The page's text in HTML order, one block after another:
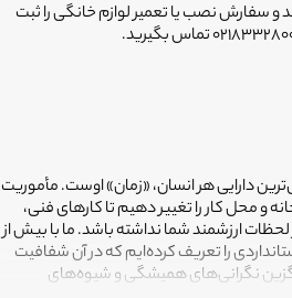
و سفارش نصب یا تعمیر لوازم خانگی را ثبت
دارایی هر انسان، «زمان» اوست. مأموریت
و محل کار را تغییر دهیم تا کارهای فنی،
ارزشمند شما نداشته باشد. ما با بیش از
را تعریف کرده‌ایم که در آن شفافیت
نگرانی‌های همیشگی و شیوه‌های